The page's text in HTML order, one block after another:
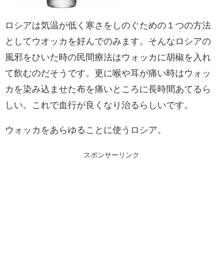
ロシアは気温が低く寒さをしのぐための１つの方法
としてウオッカを好んでのみます。そんなロシアの
風邪をひいた時の民間療法はウォッカに胡椒を入れ
て飲むのだそうです。更に喉や耳が痛い時はウォッ
カを染み込ませた布を痛いところに長時間あてるら
しい。これで血行が良くなり治るらしいです。
ウォッカをあらゆることに使うロシア。
スポンサーリンク